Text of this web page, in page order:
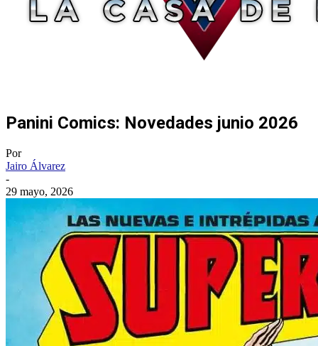
Panini Comics: Novedades junio 2026
Por
Jairo Álvarez
-
29 mayo, 2026